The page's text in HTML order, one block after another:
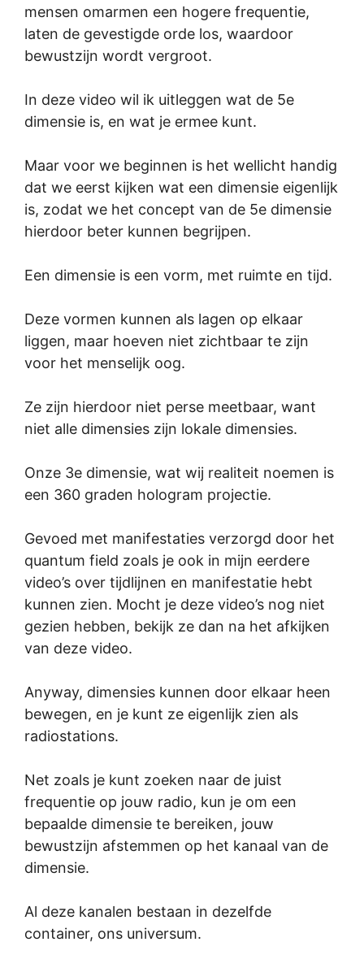
mensen omarmen een hogere frequentie,
laten de gevestigde orde los, waardoor
bewustzijn wordt vergroot.
In deze video wil ik uitleggen wat de 5e
dimensie is, en wat je ermee kunt.
Maar voor we beginnen is het wellicht handig
dat we eerst kijken wat een dimensie eigenlijk
is, zodat we het concept van de 5e dimensie
hierdoor beter kunnen begrijpen.
Een dimensie is een vorm, met ruimte en tijd.
Deze vormen kunnen als lagen op elkaar
liggen, maar hoeven niet zichtbaar te zijn
voor het menselijk oog.
Ze zijn hierdoor niet perse meetbaar, want
niet alle dimensies zijn lokale dimensies.
Onze 3e dimensie, wat wij realiteit noemen is
een 360 graden hologram projectie.
Gevoed met manifestaties verzorgd door het
quantum field zoals je ook in mijn eerdere
video’s over tijdlijnen en manifestatie hebt
kunnen zien. Mocht je deze video’s nog niet
gezien hebben, bekijk ze dan na het afkijken
van deze video.
Anyway, dimensies kunnen door elkaar heen
bewegen, en je kunt ze eigenlijk zien als
radiostations.
Net zoals je kunt zoeken naar de juist
frequentie op jouw radio, kun je om een
bepaalde dimensie te bereiken, jouw
bewustzijn afstemmen op het kanaal van de
dimensie.
Al deze kanalen bestaan in dezelfde
container, ons universum.